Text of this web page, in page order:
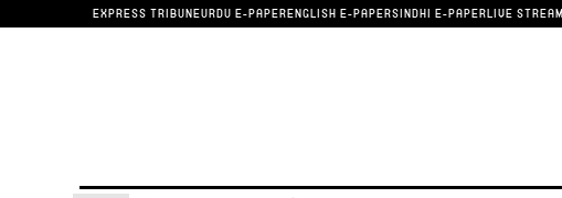
EXPRESS TRIBUNEURDU E-PAPERENGLISH E-PAPERSINDHI E-PAPERLIVE